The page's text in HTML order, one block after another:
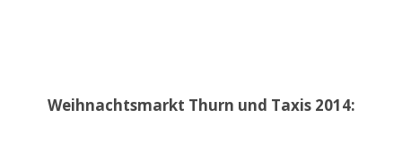
Weihnachtsmarkt Thurn und Taxis 2014: